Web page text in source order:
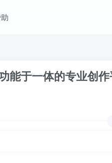
于一体的专业创作